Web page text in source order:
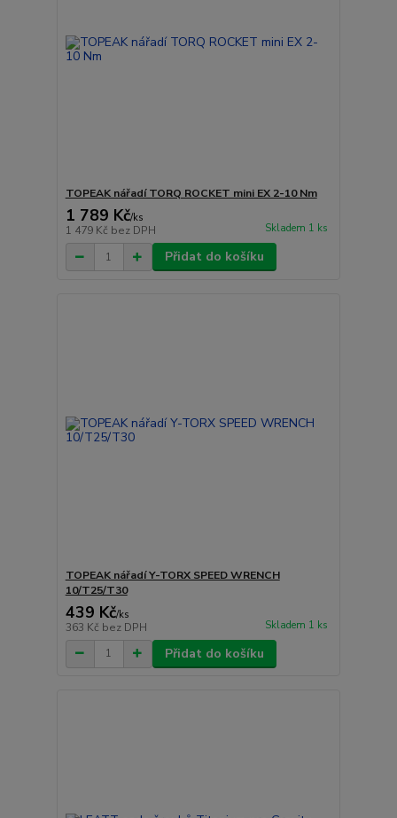
TOPEAK nářadí TORQ ROCKET mini EX 2-10 Nm
1 789 Kč/ks
1 479 Kč bez DPH Skladem 1 ks
Přidat do košíku
TOPEAK nářadí Y-TORX SPEED WRENCH
10/T25/T30
439 Kč/ks
363 Kč bez DPH Skladem 1 ks
Přidat do košíku